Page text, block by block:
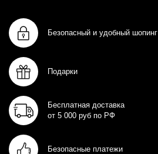
Безопасный и удобный шопинг
Подарки
Бесплатная доставка
от 5 000 руб по РФ
Безопасные платежи